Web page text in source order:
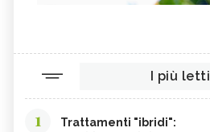
I più letti
1
Trattamenti "ibridi":